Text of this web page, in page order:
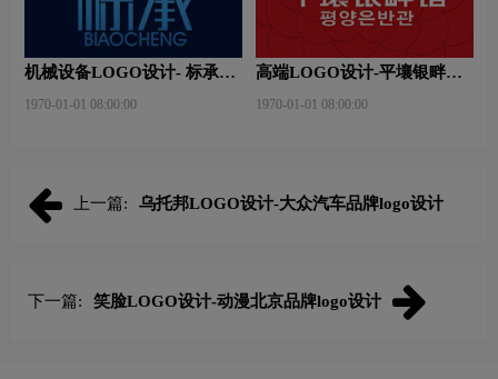
机械设备LOGO设计- 标承机
1970-01-01 08:00:00
高端LOGO设计-平壤银畔馆
1970-01-01 08:00:00
上一篇: 乌托邦LOGO设计-大众汽车品牌logo设计
下一篇: 笑脸LOGO设计-动漫北京品牌logo设计